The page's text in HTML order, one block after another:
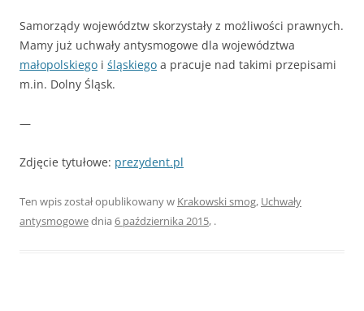
Samorządy województw skorzystały z możliwości prawnych.
Mamy już uchwały antysmogowe dla województwa
małopolskiego i śląskiego a pracuje nad takimi przepisami
m.in. Dolny Śląsk.
—
Zdjęcie tytułowe: prezydent.pl
Ten wpis został opublikowany w Krakowski smog, Uchwały
antysmogowednia 6 października 2015, .